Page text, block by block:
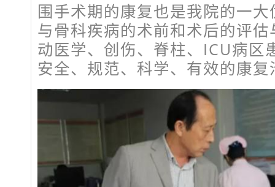
围手术期的康复也是我院的一
与骨科疾病的术前和术后的评
动医学、创伤、脊柱、ICU病区
安全、规范、科学、有效的康复